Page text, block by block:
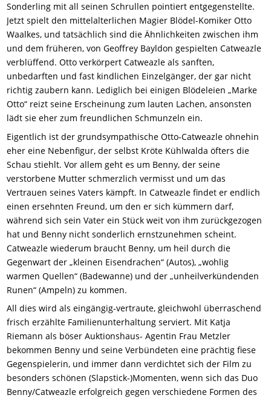
Sonderling mit all seinen Schrullen pointiert entgegenstellte.
Jetzt spielt den mittelalterlichen Magier Blödel-Komiker Otto
Waalkes, und tatsächlich sind die Ähnlichkeiten zwischen ihm
und dem früheren, von Geoffrey Bayldon gespielten Catweazle
verblüffend. Otto verkörpert Catweazle als sanften,
unbedarften und fast kindlichen Einzelgänger, der gar nicht
richtig zaubern kann. Lediglich bei einigen Blödeleien „Marke
Otto“ reizt seine Erscheinung zum lauten Lachen, ansonsten
lädt sie eher zum freundlichen Schmunzeln ein.
Eigentlich ist der grundsympathische Otto-Catweazle ohnehin
eher eine Nebenfigur, der selbst Kröte Kühlwalda öfters die
Schau stiehlt. Vor allem geht es um Benny, der seine
verstorbene Mutter schmerzlich vermisst und um das
Vertrauen seines Vaters kämpft. In Catweazle findet er endlich
einen ersehnten Freund, um den er sich kümmern darf,
während sich sein Vater ein Stück weit von ihm zurückgezogen
hat und Benny nicht sonderlich ernstzunehmen scheint.
Catweazle wiederum braucht Benny, um heil durch die
Gegenwart der „kleinen Eisendrachen“ (Autos), „wohlig
warmen Quellen“ (Badewanne) und der „unheilverkündenden
Runen“ (Ampeln) zu kommen.
All dies wird als eingängig-vertraute, gleichwohl überraschend
frisch erzählte Familienunterhaltung serviert. Mit Katja
Riemann als böser Auktionshaus- Agentin Frau Metzler
bekommen Benny und seine Verbündeten eine prächtig fiese
Gegenspielerin, und immer dann verdichtet sich der Film zu
besonders schönen (Slapstick-)Momenten, wenn sich das Duo
Benny/Catweazle erfolgreich gegen verschiedene Formen des